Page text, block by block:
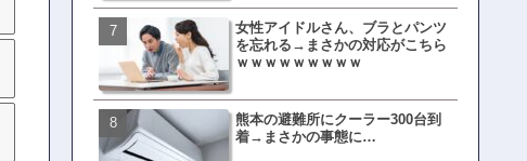
女性アイドルさん、ブラとパンツ
を忘れる→まさかの対応がこちら
ｗｗｗｗｗｗｗｗｗ
熊本の避難所にクーラー300台到
着→まさかの事態に…
【衝撃】三笘が事故った時
てた車ってさ…←これw w
w w w w
有吉「うまくても絶対に行
ない店」がこちら…ネット